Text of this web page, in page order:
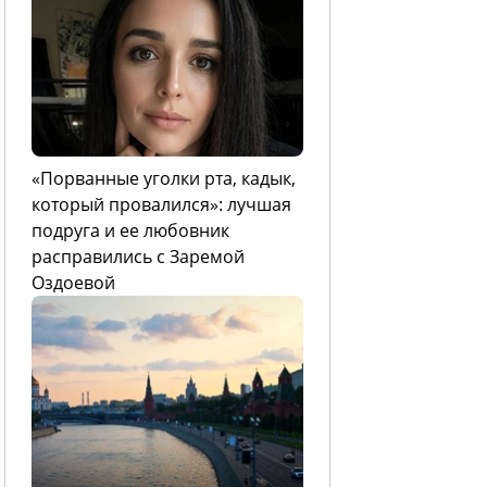
«Порванные уголки рта, кадык,
который провалился»: лучшая
подруга и ее любовник
расправились с Заремой
Оздоевой